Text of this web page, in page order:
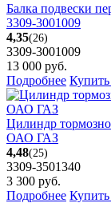
Балка подвески
3309-3001009
4,35(26)
3309-3001009
13 000 руб.
Подробнее
Цилиндр
ОАО ГАЗ
4,48(25)
3309-3501340
3 300 руб.
Подробнее